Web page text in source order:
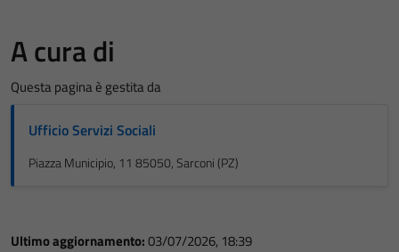
A cura di
Questa pagina è gestita da
Ufficio Servizi Sociali
Piazza Municipio, 11 85050, Sarconi (PZ)
Ultimo aggiornamento:03/07/2026, 18:39